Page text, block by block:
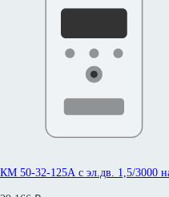
КМ 50-32-125А с эл.дв. 1,5/3000